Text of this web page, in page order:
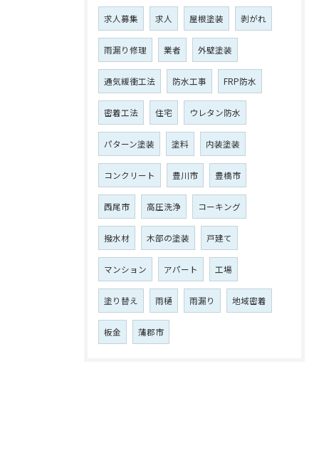
求人募集 求人 屋根塗装 剥がれ
雨漏り修理 業者 外壁塗装
通気緩衝工法 防水工事 FRP防水
密着工法 住宅 ウレタン防水
パターン塗装 塗料 内装塗装
コンクリート 豊川市 豊橋市
西尾市 高圧洗浄 コーキング
撥水材 木部の塗装 戸建て
マンション アパート 工場
塗り替え 雨樋 雨漏り 地域密着
板金 蒲郡市